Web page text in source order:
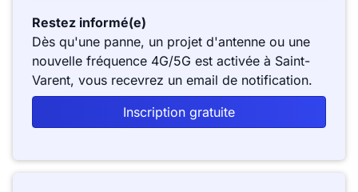
Restez informé(e)
Dès qu'une panne, un projet d'antenne ou une
nouvelle fréquence 4G/5G est activée à Saint-
Varent, vous recevrez un email de notification.
Inscription gratuite